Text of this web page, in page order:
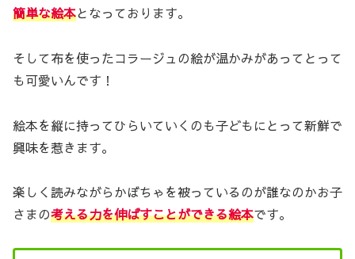
簡単な絵本となっております。
そして布を使ったコラージュの絵が温かみがあってとって
も可愛いんです！
絵本を縦に持ってひらいていくのも子どもにとって新鮮で
興味を惹きます。
楽しく読みながらかぼちゃを被っているのが誰なのかお子
さまの考える力を伸ばすことができる絵本です。